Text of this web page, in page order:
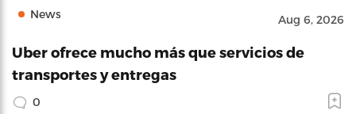
News Aug 6, 2026
Uber ofrece mucho más que servicios de
transportes y entregas
0